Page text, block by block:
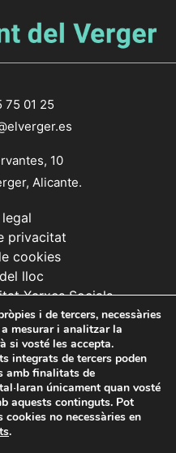
75 01 25
10
Alicante.
privacitat
cookies
lloc
Xarxes Socials
de Informática de Diputación
i de tercers, necessàries
mesurar i analitzar la
si vosté les accepta.
integrats de tercers poden
amb finalitats de
únicament quan vosté
aquests continguts. Pot
no necessàries en
.